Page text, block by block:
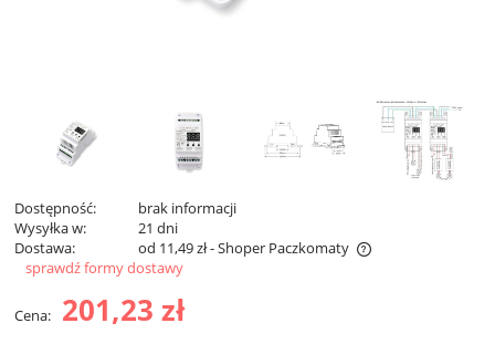
Dostępność:
brak informacji
Wysyłka w:
21 dni
Dostawa:
od 11,49 zł- Shoper Paczkomaty
Cena nie zawiera ewentualnych kosztów płatności
sprawdź formy dostawy
Cena: 201,23 zł